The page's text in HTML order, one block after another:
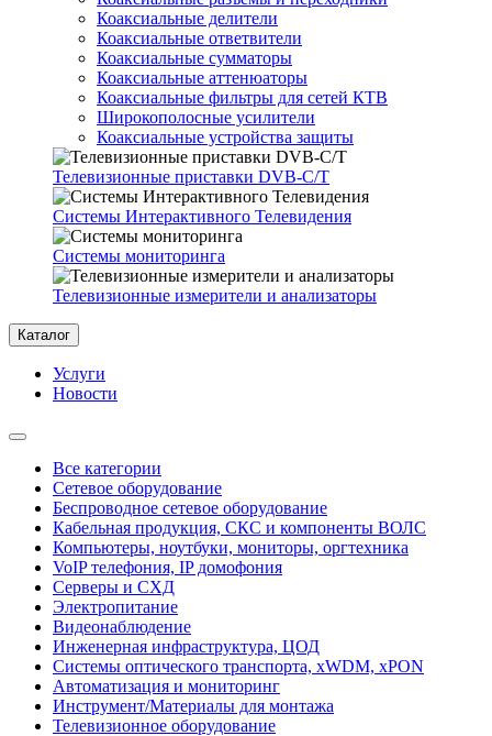
Коаксиальные делители
Коаксиальные ответвители
Коаксиальные сумматоры
Коаксиальные аттенюаторы
Коаксиальные фильтры для сетей КТВ
Широкополосные усилители
Коаксиальные устройства защиты
Телевизионные приставки DVB-C/T
Системы Интерактивного Телевидения
Системы мониторинга
Телевизионные измерители и анализаторы
Каталог
Услуги
Новости
Все категории
Сетевое оборудование
Беспроводное сетевое оборудование
Кабельная продукция, СКС и компоненты ВОЛС
Компьютеры, ноутбуки, мониторы, оргтехника
VoIP телефония, IP домофония
Серверы и СХД
Электропитание
Видеонаблюдение
Инженерная инфраструктура, ЦОД
Системы оптического транспорта, xWDM, xPON
Автоматизация и мониторинг
Инструмент/Материалы для монтажа
Телевизионное оборудование